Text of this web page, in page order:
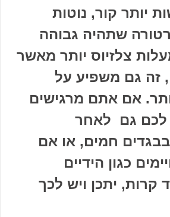
יותר קור, נוטות
שתהיה גבוהה
בכ-2.5 מעלות צלזיוס יותר מאשר
זה גם משפיע על
אם אתם מרגישים
לכם גם לאחר
חמים, או אם
כגון הידיים
קרות, יתכן ויש לכך